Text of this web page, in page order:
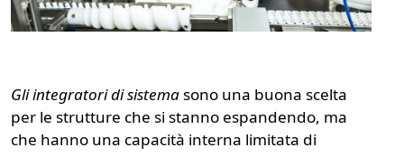
Gli integratori di sistemasono una buona scelta
per le strutture che si stanno espandendo, ma
che hanno una capacità interna limitata di